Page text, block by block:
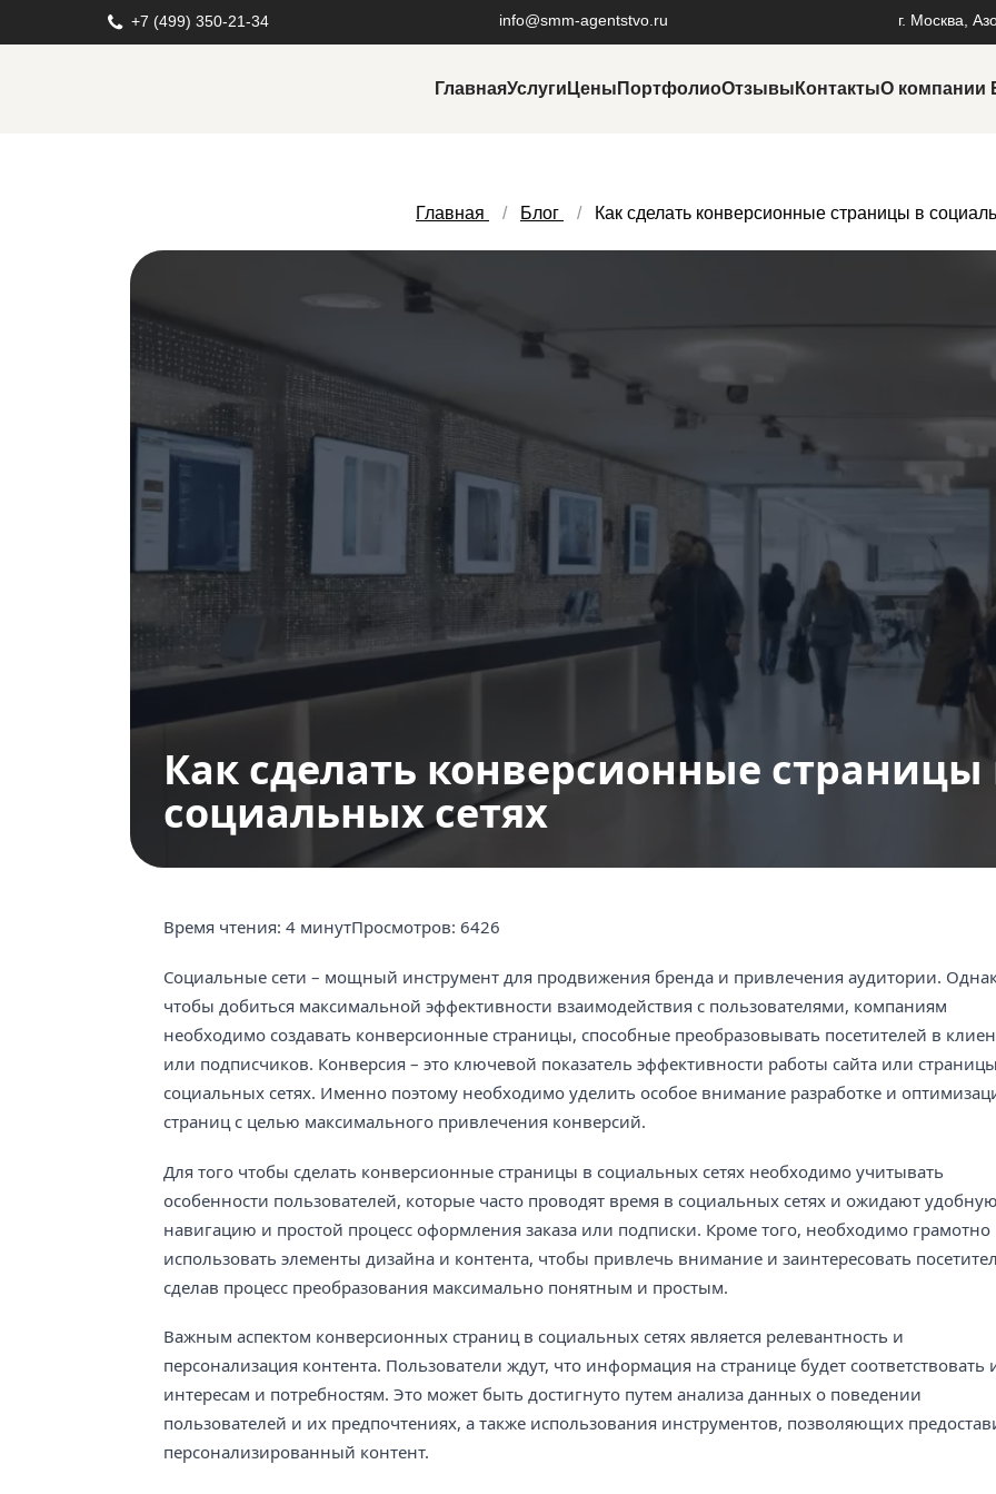
+7 (499) 350-21-34 info@smm-agentstvo.ru г. Москва,
ГлавнаяУслуги
Реклама у блогеров
Разработка креативов
Продвижение в социальных сетях
Продвижение во Вконтакте
Продвижение в Tik Tok
Продвижение в Одноклассниках
Продвижение в Youtube
Оформление страниц и сообществ
Раскрутка личного бренда
Разработка фирменного стиля
Услуги пиара
Разработка брендбука
Разработка логотипа
Интернет маркетинг
Цены ПортфолиоОтзывы КонтактыО компании
Главная Блог Как сделать конверсионные страницы в
Как сделать конверсионные страницы
социальных сетях
Время чтения: 4 минутПросмотров: 6426
Социальные сети – мощный инструмент для продвижения бренда и привлечения аудитории.
чтобы добиться максимальной эффективности взаимодействия с пользователями, компаниям
необходимо создавать конверсионные страницы, способные преобразовывать посетителей в
или подписчиков. Конверсия – это ключевой показатель эффективности работы сайта или
социальных сетях. Именно поэтому необходимо уделить особое внимание разработке и
страниц с целью максимального привлечения конверсий.
Для того чтобы сделать конверсионные страницы в социальных сетях необходимо учитывать
особенности пользователей, которые часто проводят время в социальных сетях и ожидают удобную
навигацию и простой процесс оформления заказа или подписки. Кроме того, необходимо грамотно
использовать элементы дизайна и контента, чтобы привлечь внимание и заинтересовать
сделав процесс преобразования максимально понятным и простым.
Важным аспектом конверсионных страниц в социальных сетях является релевантность и
персонализация контента. Пользователи ждут, что информация на странице будет соответствовать
интересам и потребностям. Это может быть достигнуто путем анализа данных о поведении
пользователей и их предпочтениях, а также использования инструментов, позволяющих
персонализированный контент.